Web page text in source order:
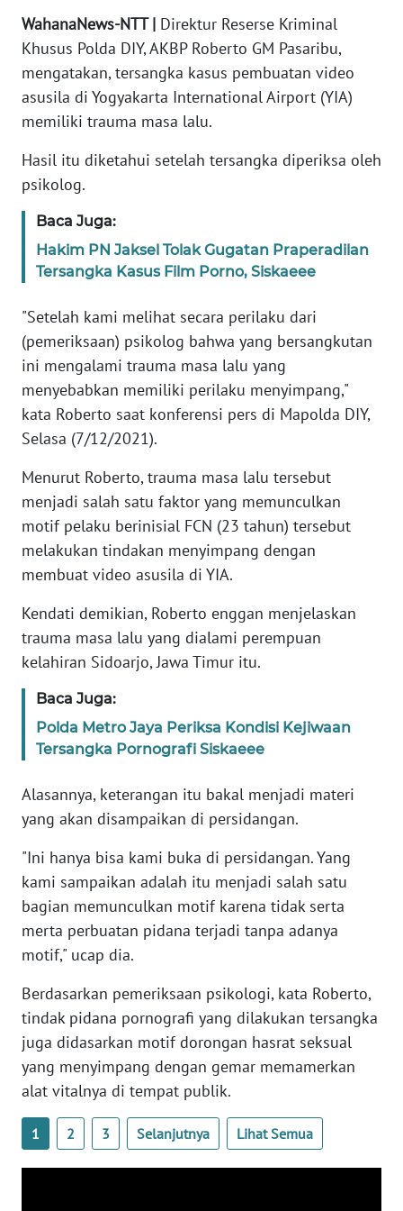
WahanaNews-NTT | Direktur Reserse Kriminal
Khusus Polda DIY, AKBP Roberto GM Pasaribu,
mengatakan, tersangka kasus pembuatan video
asusila di Yogyakarta International Airport (YIA)
memiliki trauma masa lalu.
Hasil itu diketahui setelah tersangka diperiksa oleh
psikolog.
Baca Juga:
Hakim PN Jaksel Tolak Gugatan Praperadilan
Tersangka Kasus Film Porno, Siskaeee
"Setelah kami melihat secara perilaku dari
(pemeriksaan) psikolog bahwa yang bersangkutan
ini mengalami trauma masa lalu yang
menyebabkan memiliki perilaku menyimpang,"
kata Roberto saat konferensi pers di Mapolda DIY,
Selasa (7/12/2021).
Menurut Roberto, trauma masa lalu tersebut
menjadi salah satu faktor yang memunculkan
motif pelaku berinisial FCN (23 tahun) tersebut
melakukan tindakan menyimpang dengan
membuat video asusila di YIA.
Kendati demikian, Roberto enggan menjelaskan
trauma masa lalu yang dialami perempuan
kelahiran Sidoarjo, Jawa Timur itu.
Baca Juga:
Polda Metro Jaya Periksa Kondisi Kejiwaan
Tersangka Pornografi Siskaeee
Alasannya, keterangan itu bakal menjadi materi
yang akan disampaikan di persidangan.
"Ini hanya bisa kami buka di persidangan. Yang
kami sampaikan adalah itu menjadi salah satu
bagian memunculkan motif karena tidak serta
merta perbuatan pidana terjadi tanpa adanya
motif," ucap dia.
Berdasarkan pemeriksaan psikologi, kata Roberto,
tindak pidana pornografi yang dilakukan tersangka
juga didasarkan motif dorongan hasrat seksual
yang menyimpang dengan gemar memamerkan
alat vitalnya di tempat publik.
1 2 3 Selanjutnya Lihat Semua
MEDIA
SIBER
REDAKSI
DISCLAIMER
Wahana
Regional
WN
SUMUT
JAKARTA
WN
WN
BANTEN
WN
WN
KEPRI
PAPUA
PAPUA
BARAT
WN
RIAU
WN
SERAMBI
WN
JAMBI
WN
SULTRA
NTB